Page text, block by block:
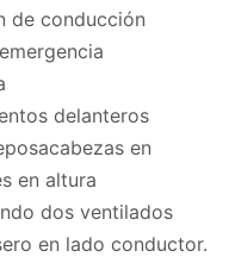
de conducción
delanteros
en
en altura
dos ventilados
en lado conductor.